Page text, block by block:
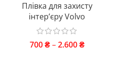
Плівка для захисту
інтер’єру Volvo
700₴ – 2.600₴